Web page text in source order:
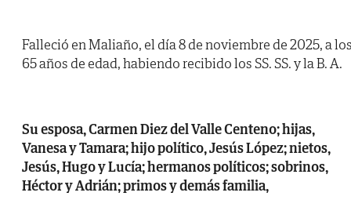
Falleció en Maliaño, el día 8 de noviembre de 2025, a
65 años de edad, habiendo recibido los SS. SS. y la B. A.
Su esposa, Carmen Diez del Valle Centeno; hijas,
Vanesa y Tamara; hijo político, Jesús López; nietos,
Jesús, Hugo y Lucía; hermanos políticos; sobrinos,
Héctor y Adrián; primos y demás familia,